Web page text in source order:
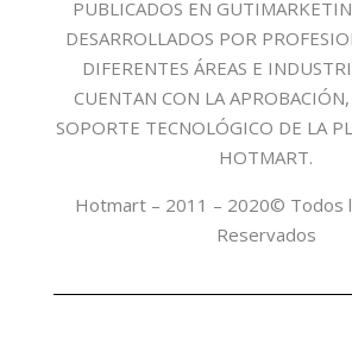
PUBLICADOS EN
DESARROLLADOS POR
DIFERENTES ÁREAS E
CUENTAN CON LA
SOPORTE TECNOLÓGICO DE LA
HOTMART.
Hotmart – 2011 – 2020© Todos
Reservados